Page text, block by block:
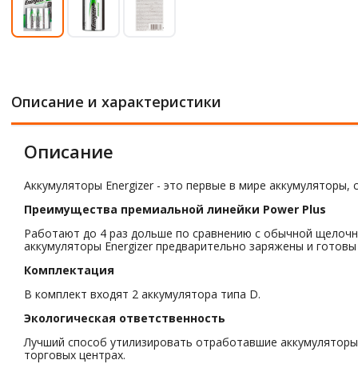
Описание и характеристики
Описание
Аккумуляторы Energizer - это первые в мире
Преимущества премиальной линейки Power Plus
Работают до 4 раз дольше по сравнению с обычной
аккумуляторы Energizer предварительно заряжены и
Комплектация
В комплект входят 2 аккумулятора типа D.
Экологическая ответственность
Лучший способ утилизировать отработавшие
торговых центрах.